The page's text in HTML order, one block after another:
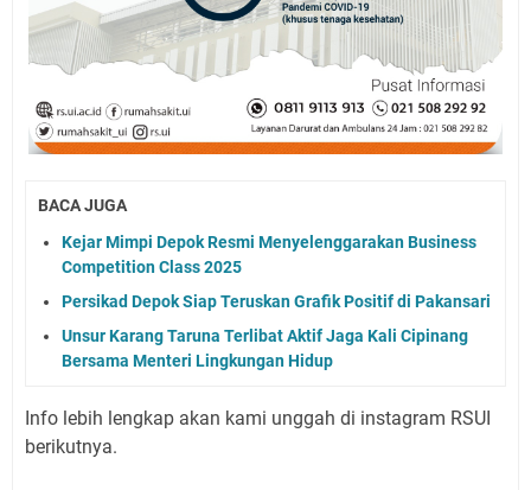
BACA JUGA
Kejar Mimpi Depok Resmi Menyelenggarakan Business
Competition Class 2025
Persikad Depok Siap Teruskan Grafik Positif di Pakansari
Unsur Karang Taruna Terlibat Aktif Jaga Kali Cipinang
Bersama Menteri Lingkungan Hidup
Info lebih lengkap akan kami unggah di instagram RSUI
berikutnya.